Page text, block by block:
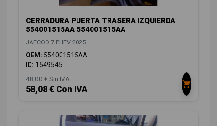
CERRADURA PUERTA TRASERA IZQUIERDA
554001515AA 554001515AA
JAECOO 7 PHEV 2025
OEM: 554001515AA
ID: 1549545
48,00 € Sin IVA
58,08 € Con IVA